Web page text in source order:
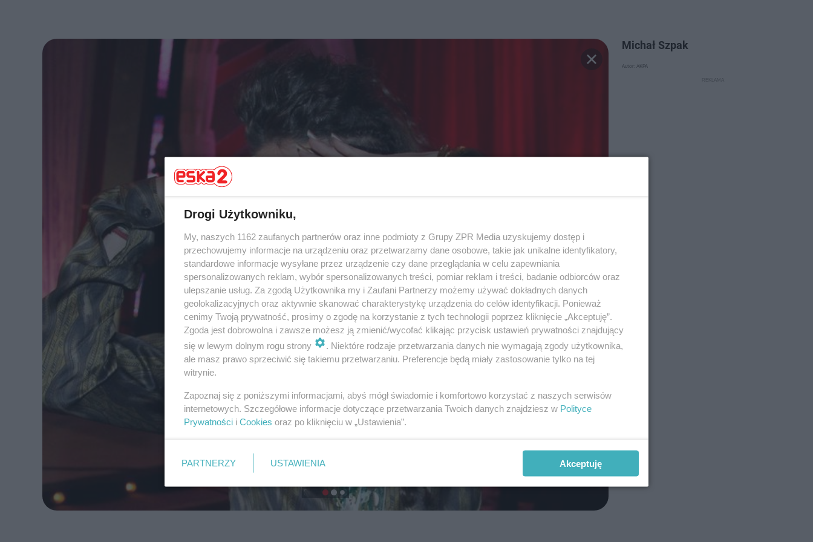
Michał Szpak
Autor: AKPA
Drogi Użytkowniku,
My, naszych 1162 zaufanych partnerów oraz inne podmioty z Grupy ZPR Media uzyskujemy dostęp i
przechowujemy informacje na urządzeniu oraz przetwarzamy dane osobowe, takie jak unikalne identyfikatory,
standardowe informacje wysyłane przez urządzenie czy dane przeglądania w celu zapewniania
spersonalizowanych reklam, wybór spersonalizowanych treści, pomiar reklam i treści, badanie odbiorców oraz
ulepszanie usług. Za zgodą Użytkownika my i Zaufani Partnerzy możemy używać dokładnych danych
geolokalizacyjnych oraz aktywnie skanować charakterystykę urządzenia do celów identyfikacji. Ponieważ
cenimy Twoją prywatność, prosimy o zgodę na korzystanie z tych technologii poprzez kliknięcie „Akceptuję”.
Zgoda jest dobrowolna i zawsze możesz ją zmienić/wycofać klikając przycisk ustawień prywatności znajdujący
się w lewym dolnym rogu strony
. Niektóre rodzaje przetwarzania danych nie wymagają zgody użytkownika,
ale masz prawo sprzeciwić się takiemu przetwarzaniu. Preferencje będą miały zastosowanie tylko na tej
witrynie.
Zapoznaj się z poniższymi informacjami, abyś mógł świadomie i komfortowo korzystać z naszych serwisów
internetowych. Szczegółowe informacje dotyczące przetwarzania Twoich danych znajdziesz w Polityce
Prywatności i Cookies oraz po kliknięciu w „Ustawienia”.
PARTNERZY USTAWIENIA Akceptuję